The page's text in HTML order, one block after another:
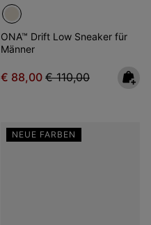
ONA™ Drift Low Sneaker für
Männer
Sale price:
€ 88,00 Regular price:
€ 110,00
NEUE FARBEN